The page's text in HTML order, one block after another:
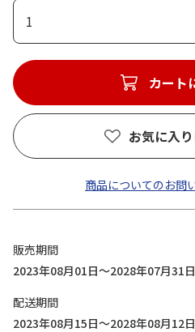
1
カート
お気に入
商品についてのお問
販売期間
2023年08月01日～2028年07月31日
配送期間
2023年08月15日～2028年08月12日